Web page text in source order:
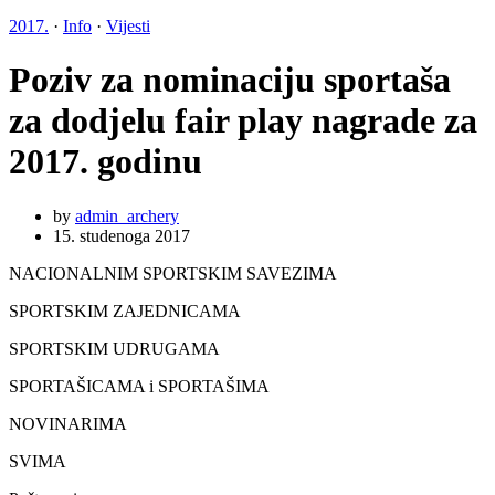
2017. · Info · Vijesti
Poziv za nominaciju sportaša
za dodjelu fair play nagrade za
2017. godinu
by admin_archery
15. studenoga 2017
NACIONALNIM SPORTSKIM SAVEZIMA
SPORTSKIM ZAJEDNICAMA
SPORTSKIM UDRUGAMA
SPORTAŠICAMA i SPORTAŠIMA
NOVINARIMA
SVIMA